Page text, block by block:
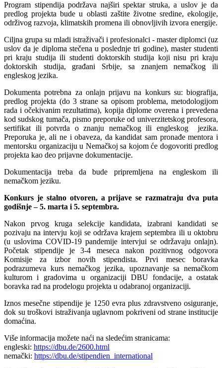
Program stipendija podržava najširi spektar struka, a uslov je da
predlog projekta bude u oblasti zaštite životne sredine, ekologije,
održivog razvoja, klimatskih promena ili obnovljivih izvora energije.
Ciljna grupa su mladi istraživači i profesionalci - master diplomci (uz
uslov da je diploma stečena u poslednje tri godine), master studenti
pri kraju studija ili studenti doktorskih studija koji nisu pri kraju
doktorskih studija, građani Srbije, sa znanjem nemačkog ili
engleskog jezika.
Dokumenta potrebna za onlajn prijavu na konkurs su: biografija,
predlog projekta (do 3 strane sa opisom problema, metodologijom
rada i očekivanim rezultatima), kopija diplome overena i prevedena
kod sudskog tumača, pismo preporuke od univerzitetskog profesora,
sertifikat ili potvrda o znanju nemačkog ili engleskog jezika.
Preporuka je, ali ne i obaveza, da kandidat sam pronađe mentora i
mentorsku organizaciju u Nemačkoj sa kojom će dogovoriti predlog
projekta kao deo prijavne dokumentacije.
Dokumentacija treba da bude pripremljena na engleskom ili
nemačkom jeziku.
Konkurs je stalno otvoren, a prijave serazmatraju dva puta
godišnje – 5. marta i 5. septembra.
Nakon prvog kruga selekcije kandidata, izabrani kandidati se
pozivaju na intervju koji se održava krajem septembra ili u oktobru
(u uslovima COVID-19 pandemije intervjui se održavaju onlajn).
Početak stipendije je 3-4 meseca nakon pozitivnog odgovora
Komisije za izbor novih stipendista. Prvi mesec boravka
podrazumeva kurs nemačkog jezika, upoznavanje sa nemačkom
kulturom i gradovima u organizaciji DBU fondacije, a ostatak
boravka rad na prodelogu projekta u odabranoj organizaciji.
Iznos mesečne stipendije je 1250 evra plus zdravstveno osiguranje,
dok su troškovi istraživanja uglavnom pokriveni od strane institucije
domaćina.
Više informacija možete naći na sledećim stranicama:
engleski: https://dbu.de/2600.html
nemački: https://dbu.de/stipendien_international